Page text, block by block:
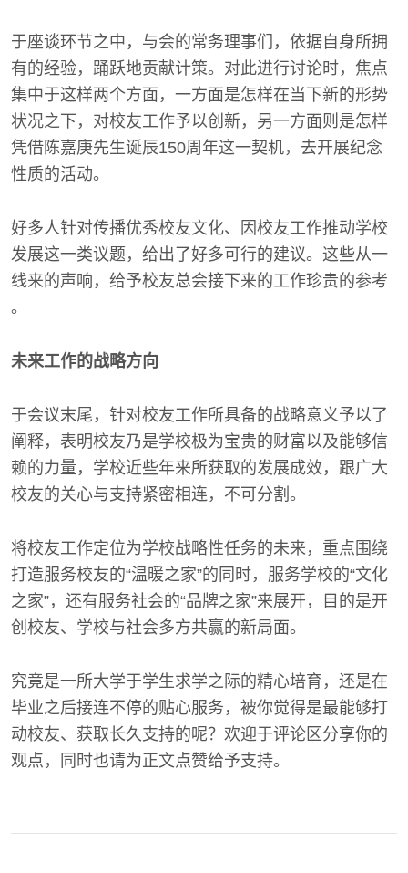
于座谈环节之中，与会的常务理事们，依据自身所拥
有的经验，踊跃地贡献计策。对此进行讨论时，焦点
集中于这样两个方面，一方面是怎样在当下新的形势
状况之下，对校友工作予以创新，另一方面则是怎样
凭借陈嘉庚先生诞辰150周年这一契机，去开展纪念
性质的活动。
好多人针对传播优秀校友文化、因校友工作推动学校
发展这一类议题，给出了好多可行的建议。这些从一
线来的声响，给予校友总会接下来的工作珍贵的参考
。
未来工作的战略方向
于会议末尾，针对校友工作所具备的战略意义予以了
阐释，表明校友乃是学校极为宝贵的财富以及能够信
赖的力量，学校近些年来所获取的发展成效，跟广大
校友的关心与支持紧密相连，不可分割。
将校友工作定位为学校战略性任务的未来，重点围绕
打造服务校友的“温暖之家”的同时，服务学校的“文化
之家”，还有服务社会的“品牌之家”来展开，目的是开
创校友、学校与社会多方共赢的新局面。
究竟是一所大学于学生求学之际的精心培育，还是在
毕业之后接连不停的贴心服务，被你觉得是最能够打
动校友、获取长久支持的呢？欢迎于评论区分享你的
观点，同时也请为正文点赞给予支持。